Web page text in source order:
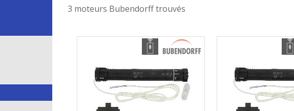
3 moteurs Bubendorff trouvés